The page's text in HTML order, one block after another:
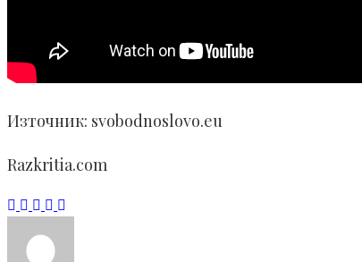
Източник: svobodnoslovo.eu
Razkritia.com